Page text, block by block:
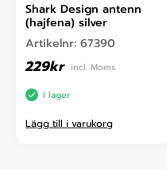
Shark Design antenn
(hajfena) silver
Artikelnr: 67390
229kr incl. Moms
I lager
Lägg till i varukorg